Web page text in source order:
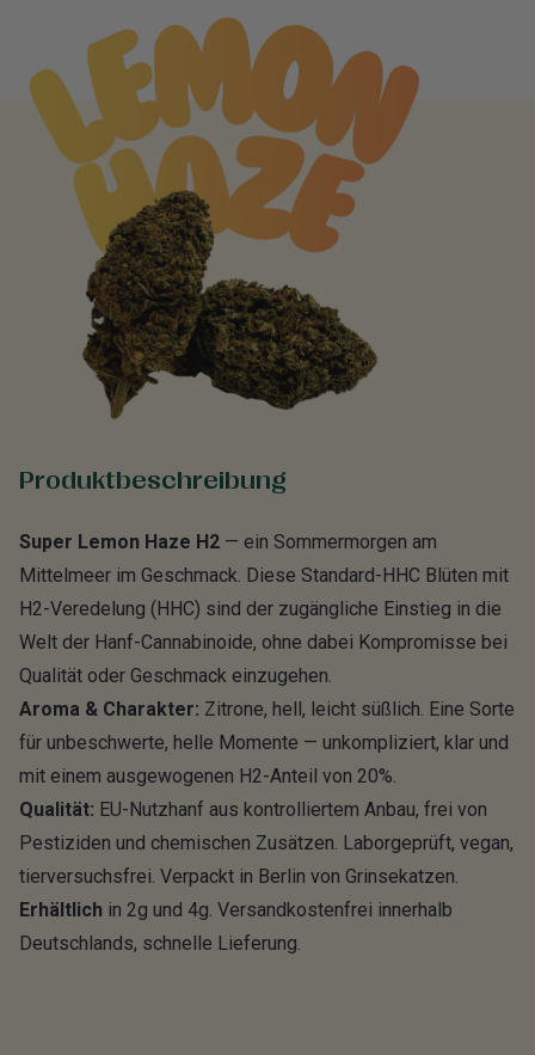
Produktbeschreibung
Super Lemon Haze H2 — ein Sommermorgen am
Mittelmeer im Geschmack. Diese Standard-HHC Blüten mit
H2-Veredelung (HHC) sind der zugängliche Einstieg in die
Welt der Hanf-Cannabinoide, ohne dabei Kompromisse bei
Qualität oder Geschmack einzugehen.
Aroma & Charakter: Zitrone, hell, leicht süßlich. Eine Sorte
für unbeschwerte, helle Momente — unkompliziert, klar und
mit einem ausgewogenen H2-Anteil von 20%.
Qualität: EU-Nutzhanf aus kontrolliertem Anbau, frei von
Pestiziden und chemischen Zusätzen. Laborgeprüft, vegan,
tierversuchsfrei. Verpackt in Berlin von Grinsekatzen.
Erhältlich in 2g und 4g. Versandkostenfrei innerhalb
Deutschlands, schnelle Lieferung.